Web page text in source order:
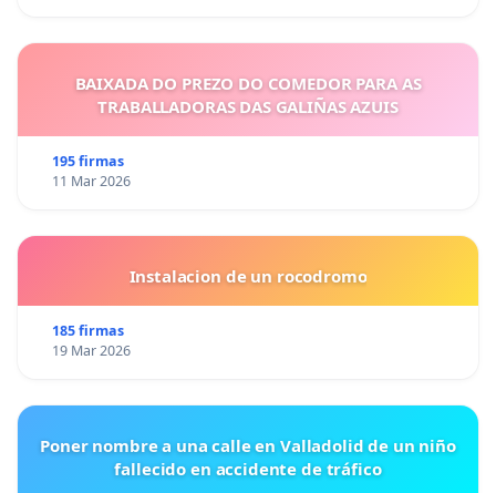
BAIXADA DO PREZO DO COMEDOR PARA AS
TRABALLADORAS DAS GALIÑAS AZUIS
195 firmas
11 Mar 2026
Instalacion de un rocodromo
185 firmas
19 Mar 2026
Poner nombre a una calle en Valladolid de un niño
fallecido en accidente de tráfico